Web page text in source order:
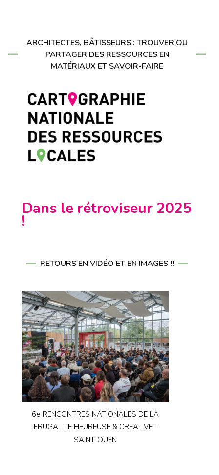
ARCHITECTES, BÂTISSEURS : TROUVER OU
PARTAGER DES RESSOURCES EN
MATÉRIAUX ET SAVOIR-FAIRE
Dans le rétroviseur 2025
!
RETOURS EN VIDÉO ET EN IMAGES !!
6e RENCONTRES NATIONALES DE LA
FRUGALITE HEUREUSE & CREATIVE -
SAINT-OUEN